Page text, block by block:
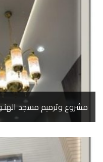
مشروع وترميم مسجد